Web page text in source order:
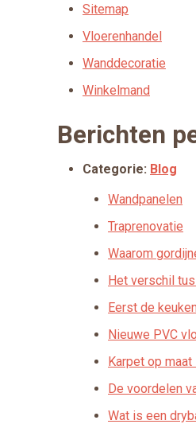
Sitemap
Vloerenhandel
Wanddecoratie
Winkelmand
Berichten
Categorie: Blog
Wandpanelen
Traprenovatie
Waarom
Het verschil
Eerst de
Nieuwe PVC
Karpet op maat
De voordelen
Wat is een